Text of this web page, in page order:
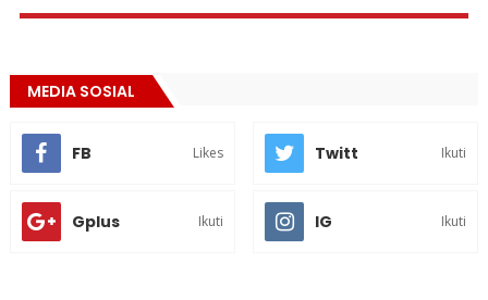
MEDIA SOSIAL
FB Likes Twitt Ikuti
Gplus Ikuti IG Ikuti